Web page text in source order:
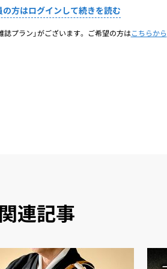
方はログインして続きを読む
プラン」がございます。ご希望の方はこちらから
関連記事